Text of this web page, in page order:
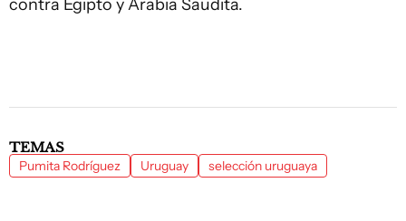
contra Egipto y Arabia Saudita.
TEMAS
Pumita Rodríguez Uruguay selección uruguaya